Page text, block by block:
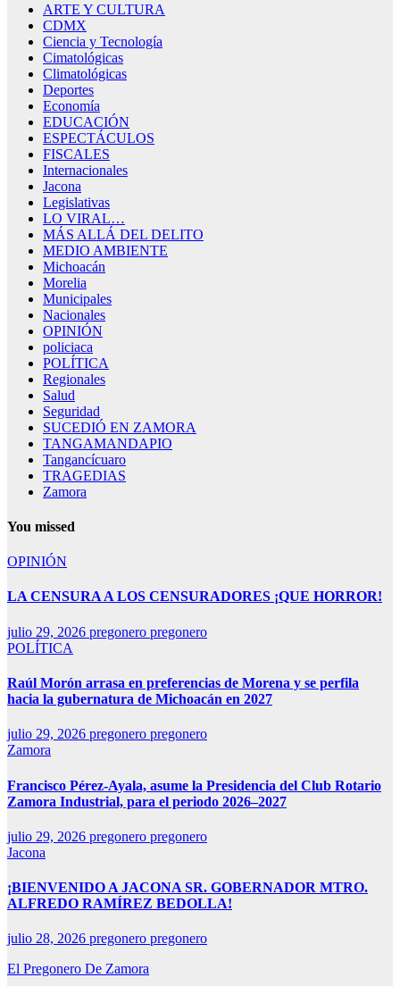
ARTE Y CULTURA
CDMX
Ciencia y Tecnología
Cimatológicas
Climatológicas
Deportes
Economía
EDUCACIÓN
ESPECTÁCULOS
FISCALES
Internacionales
Jacona
Legislativas
LO VIRAL…
MÁS ALLÁ DEL DELITO
MEDIO AMBIENTE
Michoacán
Morelia
Municipales
Nacionales
OPINIÓN
policiaca
POLÍTICA
Regionales
Salud
Seguridad
SUCEDIÓ EN ZAMORA
TANGAMANDAPIO
Tangancícuaro
TRAGEDIAS
Zamora
You missed
OPINIÓN
LA CENSURA A LOS CENSURADORES ¡QUE HORROR!
julio 29, 2026 pregonero pregonero
POLÍTICA
Raúl Morón arrasa en preferencias de Morena y se perfila
hacia la gubernatura de Michoacán en 2027
julio 29, 2026 pregonero pregonero
Zamora
Francisco Pérez-Ayala, asume la Presidencia del Club Rotario
Zamora Industrial, para el periodo 2026–2027
julio 29, 2026 pregonero pregonero
Jacona
¡BIENVENIDO A JACONA SR. GOBERNADOR MTRO.
ALFREDO RAMÍREZ BEDOLLA!
julio 28, 2026 pregonero pregonero
El Pregonero De Zamora